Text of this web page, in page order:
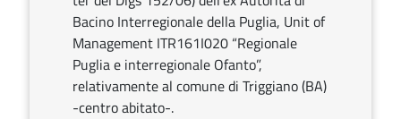
Bacino Interregionale della Puglia, Unit of
Management ITR161I020 “Regionale
Puglia e interregionale Ofanto”,
relativamente al comune di Triggiano (BA)
-centro abitato-.